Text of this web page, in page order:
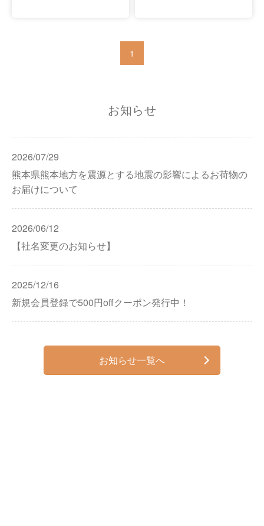
1
お知らせ
2026/07/29
熊本県熊本地方を震源とする地震の影響によるお荷物の
お届けについて
2026/06/12
【社名変更のお知らせ】
2025/12/16
新規会員登録で500円offクーポン発行中！
お知らせ一覧へ